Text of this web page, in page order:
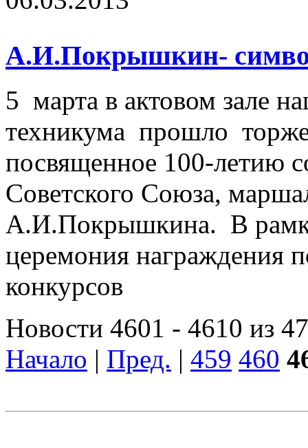
А.И.Покрышкин-
5 марта в актовом зале
техникума прошло
посвященное 100-летию
Советского Союза,
А.И.Покрышкина. В
церемония награждения
конкурсов
Новости 4601 - 4610 из
Начало | Пред. | 459 460